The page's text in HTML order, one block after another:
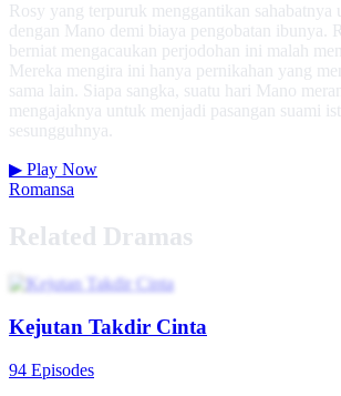
Rosy yang terpuruk menggantikan sahabatnya
dengan Mano demi biaya pengobatan ibunya.
berniat mengacaukan perjodohan ini malah
Mereka mengira ini hanya pernikahan yang
sama lain. Siapa sangka, suatu hari Mano
mengajaknya untuk menjadi pasangan suami
sesungguhnya.
▶ Play Now
Romansa
Related Dramas
Kejutan Takdir Cinta
94 Episodes